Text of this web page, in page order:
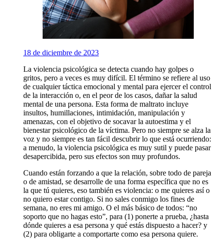
18 de diciembre de 2023
La violencia psicológica se detecta cuando hay golpes o
gritos, pero a veces es muy difícil. El término se refiere al uso
de cualquier táctica emocional y mental para ejercer el control
de la interacción o, en el peor de los casos, dañar la salud
mental de una persona. Esta forma de maltrato incluye
insultos, humillaciones, intimidación, manipulación y
amenazas, con el objetivo de socavar la autoestima y el
bienestar psicológico de la víctima. Pero no siempre se alza la
voz y no siempre es tan fácil descubrir lo que está ocurriendo:
a menudo, la violencia psicológica es muy sutil y puede pasar
desapercibida, pero sus efectos son muy profundos.
Cuando están forzando a que la relación, sobre todo de pareja
o de amistad, se desarrolle de una forma específica que no es
la que tú quieres, eso también es violencia: o me quieres así o
no quiero estar contigo. Si no sales conmigo los fines de
semana, no eres mi amigo. O el más básico de todos: “no
soporto que no hagas esto”, para (1) ponerte a prueba, ¿hasta
dónde quieres a esa persona y qué estás dispuesto a hacer? y
(2) para obligarte a comportarte como esa persona quiere.